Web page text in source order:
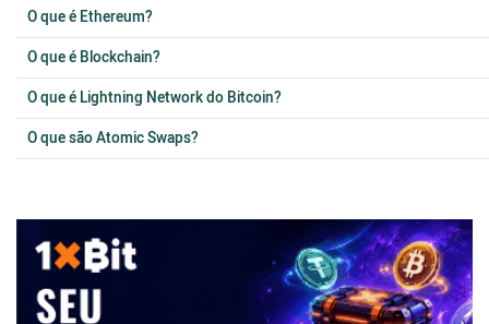
O que é Ethereum?
O que é Blockchain?
O que é Lightning Network do Bitcoin?
O que são Atomic Swaps?